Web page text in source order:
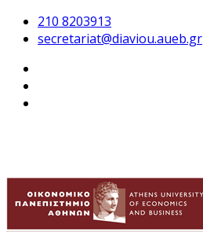
210 8203913
secretariat@diaviou.aueb.gr